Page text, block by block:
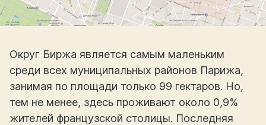
Округ Биржа является самым маленьким
среди всех муниципальных районов Парижа,
занимая по площади только 99 гектаров. Но,
тем не менее, здесь проживают около 0,9%
жителей французской столицы. Последняя